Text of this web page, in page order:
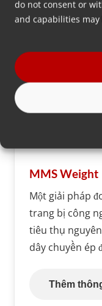
do not consent or
and capabilities
MMS Weight
Một giải pháp
trang bị công
tiêu thụ
dây chuyền ép
Thêm